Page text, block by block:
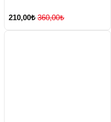
210,00₺ 360,00₺